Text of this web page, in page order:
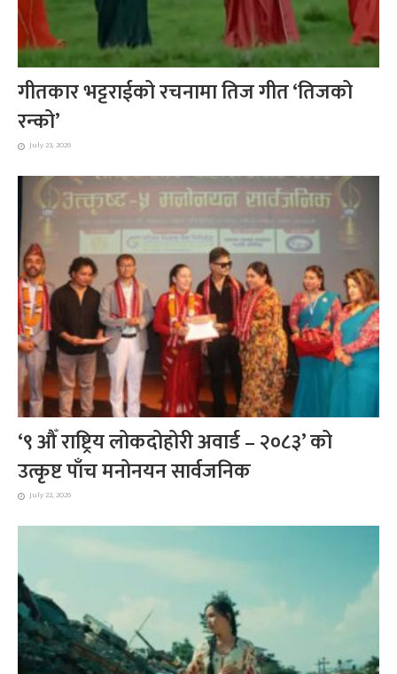
गीतकार भट्टराईको रचनामा तिज गीत ‘तिजको
रन्को’
July 23, 2026
‘९ औँ राष्ट्रिय लोकदोहोरी अवार्ड – २०८३’ को
उत्कृष्ट पाँच मनोनयन सार्वजनिक
July 22, 2026